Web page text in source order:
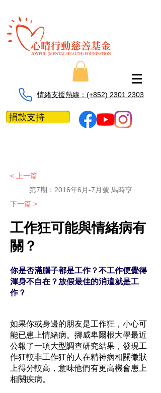
情緒支援熱線：​​(+852) 2301 2303
捐款支持
< 上一篇
第7期： 2016年6月-7月號 馬時亨
下一篇 >
工作狂可能與情緒病有
關？
你是否滿腦子都是工作？不工作便覺得
渾身不自在？放假最佳的消遣就是工
作？
如果你或身邊的朋友是工作狂，小心可
能已患上情緒病。挪威卑爾根大學最近
公報了一項大型調查研究結果，發現工
作狂較非工作狂的人在精神病相關徵狀
上得分較高，意味他們有更高機會患上
相關疾病。